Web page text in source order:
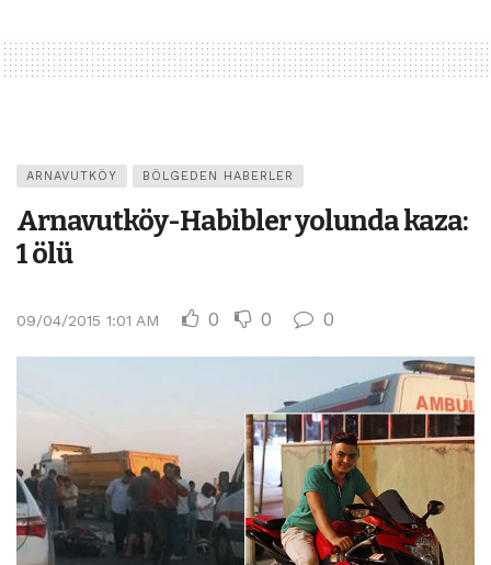
ARNAVUTKÖY BÖLGEDEN HABERLER
Arnavutköy-Habibler yolunda kaza:
1 ölü
09/04/2015 1:01 AM 0 0 0